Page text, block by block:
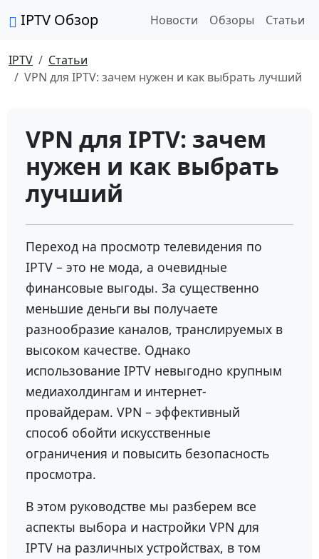
IPTV Обзор Новости Обзоры Статьи
IPTV
Статьи
VPN для IPTV: зачем нужен и как выбрать лучший
VPN для IPTV: зачем
нужен и как выбрать
лучший
Переход на просмотр телевидения по
IPTV – это не мода, а очевидные
финансовые выгоды. За существенно
меньшие деньги вы получаете
разнообразие каналов, транслируемых в
высоком качестве. Однако
использование IPTV невыгодно крупным
медиахолдингам и интернет-
провайдерам. VPN – эффективный
способ обойти искусственные
ограничения и повысить безопасность
просмотра.
В этом руководстве мы разберем все
аспекты выбора и настройки VPN для
IPTV на различных устройствах, в том